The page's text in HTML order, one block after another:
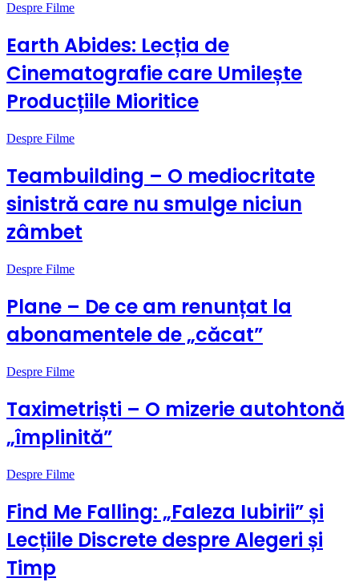
Despre Filme
Earth Abides: Lecția de
Cinematografie care Umilește
Producțiile Mioritice
Despre Filme
Teambuilding – O mediocritate
sinistră care nu smulge niciun
zâmbet
Despre Filme
Plane – De ce am renunțat la
abonamentele de „căcat”
Despre Filme
Taximetriști – O mizerie autohtonă
„împlinită”
Despre Filme
Find Me Falling: „Faleza Iubirii” și
Lecțiile Discrete despre Alegeri și
Timp